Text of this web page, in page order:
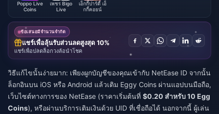
Poppo Live
Coins
เพชร Bigo
Live
เอ็กกี้ปาร์ตี้ เอ็
กกี้คอยน์
ข้อเสนอมีจำนวนจำกัด
แชร์เพื่อลุ้นรับส่วนลดสูงสุด 10%
แชร์เพื่อปลดล็อกวงล้อนำโชค
วิธีแก้ไขนั้นง่ายมาก: เพียงผูกบัญชีของคุณเข้ากับ NetEase ID จากนั้น
ล็อกอินบน iOS หรือ Android แล้วเติม Eggy Coins ผ่านแอปบนมือถือ,
เว็บไซต์ทางการของ NetEase (ราคาเริ่มต้นที่ $0.20 สำหรับ 10 Egg
Coins), หรือผ่านบริการเติมเงินด้วย UID ที่เชื่อถือได้ นอกจากนี้ ผู้เล่น